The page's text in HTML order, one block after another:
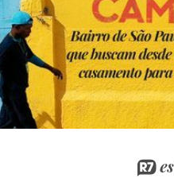
Cambuci
emprego até de um casamento